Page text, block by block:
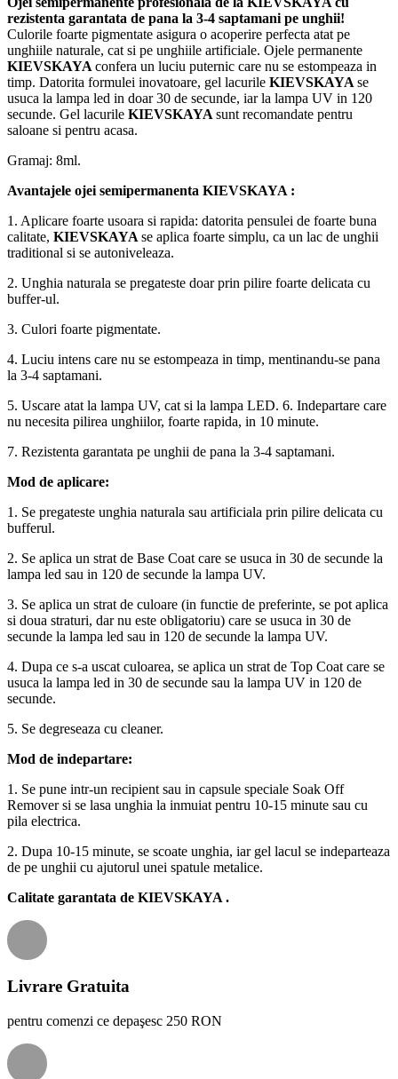
rezistenta garantata de pana la 3-4 saptamani pe unghii!
Culorile foarte pigmentate asigura o acoperire perfecta atat pe
unghiile naturale, cat si pe unghiile artificiale. Ojele permanente
KIEVSKAYA confera un luciu puternic care nu se estompeaza in
timp. Datorita formulei inovatoare, gel lacurile KIEVSKAYA se
usuca la lampa led in doar 30 de secunde, iar la lampa UV in 120
secunde. Gel lacurile KIEVSKAYA sunt recomandate pentru
saloane si pentru acasa.
Gramaj: 8ml.
Avantajele ojei semipermanenta KIEVSKAYA :
1. Aplicare foarte usoara si rapida: datorita pensulei de foarte buna
calitate, KIEVSKAYA se aplica foarte simplu, ca un lac de unghii
traditional si se autoniveleaza.
2. Unghia naturala se pregateste doar prin pilire foarte delicata cu
buffer-ul.
3. Culori foarte pigmentate.
4. Luciu intens care nu se estompeaza in timp, mentinandu-se pana
la 3-4 saptamani.
5. Uscare atat la lampa UV, cat si la lampa LED. 6. Indepartare care
nu necesita pilirea unghiilor, foarte rapida, in 10 minute.
7. Rezistenta garantata pe unghii de pana la 3-4 saptamani.
Mod de aplicare:
1. Se pregateste unghia naturala sau artificiala prin pilire delicata cu
bufferul.
2. Se aplica un strat de Base Coat care se usuca in 30 de secunde la
lampa led sau in 120 de secunde la lampa UV.
3. Se aplica un strat de culoare (in functie de preferinte, se pot aplica
si doua straturi, dar nu este obligatoriu) care se usuca in 30 de
secunde la lampa led sau in 120 de secunde la lampa UV.
4. Dupa ce s-a uscat culoarea, se aplica un strat de Top Coat care se
usuca la lampa led in 30 de secunde sau la lampa UV in 120 de
secunde.
5. Se degreseaza cu cleaner.
Mod de indepartare:
1. Se pune intr-un recipient sau in capsule speciale Soak Off
Remover si se lasa unghia la inmuiat pentru 10-15 minute sau cu
pila electrica.
2. Dupa 10-15 minute, se scoate unghia, iar gel lacul se indeparteaza
de pe unghii cu ajutorul unei spatule metalice.
Calitate garantata de KIEVSKAYA .
Livrare Gratuita
pentru comenzi ce depaşesc 250 RON